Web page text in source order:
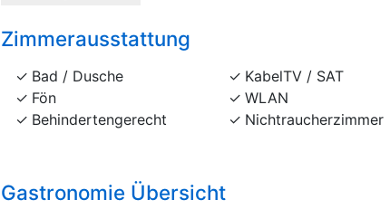
Zimmerausstattung
Bad / Dusche
Fön
Behindertengerecht
KabelTV / SAT
WLAN
Nichtraucherzimmer
Gastronomie Übersicht